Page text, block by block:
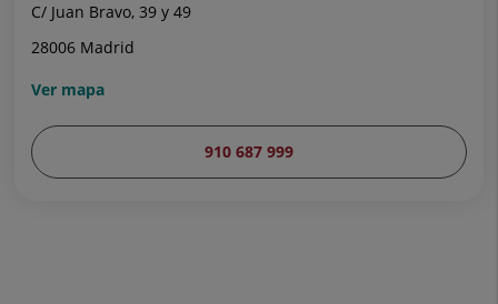
C/ Juan Bravo, 39 y 49
28006 Madrid
Ver mapa
910 687 999